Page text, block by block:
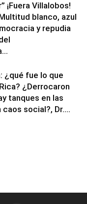
¡Fuera Villalobos!
blanco, azul
y repudia
¿qué fue lo que
¿Derrocaron
tanques en las
social?, Dr....